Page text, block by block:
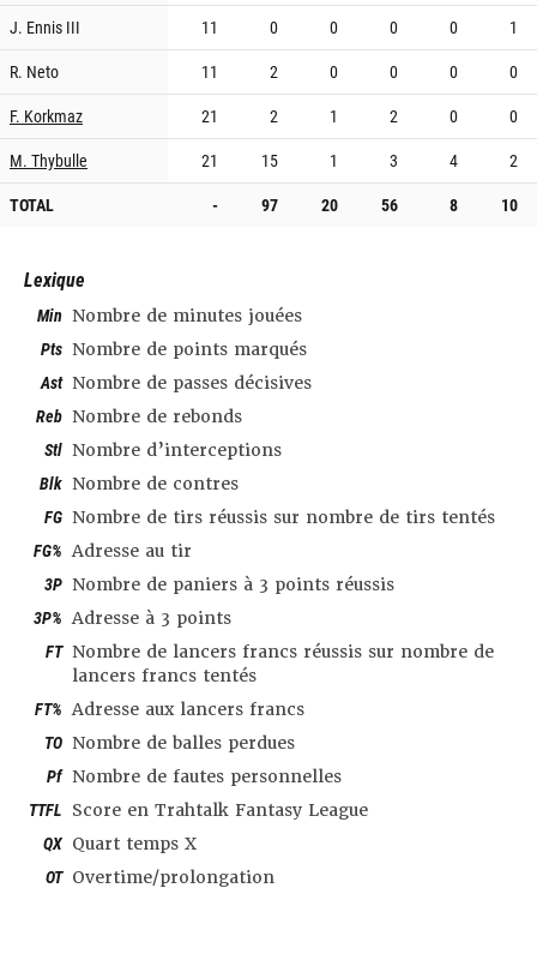
J. Ennis III
11 0 0 0 0
1
R. Neto
11 2 0 0 0
0
F. Korkmaz
21 2 1 2 0
0
M. Thybulle
21 15 1 3 4
2
TOTAL
- 97 20 56 8 10
Lexique
Min Nombre de minutes jouées
Pts Nombre de points marqués
Ast Nombre de passes décisives
Reb Nombre de rebonds
Stl Nombre d’interceptions
Blk Nombre de contres
FG Nombre de tirs réussis sur nombre de tirs tentés
FG% Adresse au tir
3P Nombre de paniers à 3 points réussis
3P% Adresse à 3 points
FT Nombre de lancers francs réussis sur nombre de
lancers francs tentés
FT% Adresse aux lancers francs
TO Nombre de balles perdues
Pf Nombre de fautes personnelles
TTFL Score en Trahtalk Fantasy League
QX Quart temps X
OT Overtime/prolongation